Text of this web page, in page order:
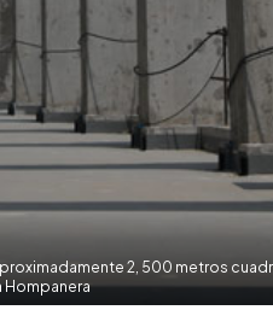
2, 500 metros
Hompanera